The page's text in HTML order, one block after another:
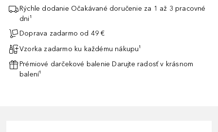
Rýchle dodanie Očakávané doručenie za 1 až 3 pracovné
dni¹
Doprava zadarmo od 49 €
Vzorka zadarmo ku každému nákupu¹
Prémiové darčekové balenie Darujte radosť v krásnom
balení¹